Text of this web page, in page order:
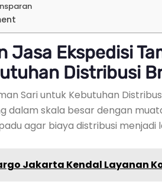
Jasa Ekspedisi
Distribusi
Sari untuk Kebutuhan
dalam skala besar dengan
agar biaya distribusi menjadi
Jakarta Kendal Layanan